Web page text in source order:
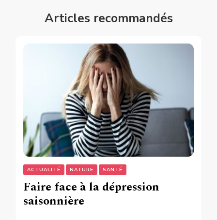
Articles recommandés
ACTUALITÉ NATURE SANTÉ
Faire face à la dépression
saisonnière